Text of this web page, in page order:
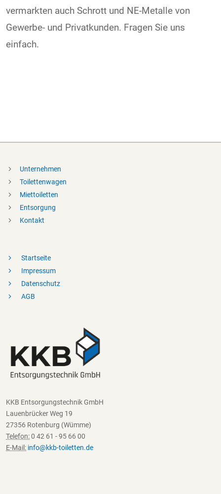
vermarkten auch Schrott und NE-Metalle von
Gewerbe- und Privatkunden. Fragen Sie uns
einfach.
Unternehmen
Toilettenwagen
Miettoiletten
Entsorgung
Kontakt
Startseite
Impressum
Datenschutz
AGB
KKB Entsorgungstechnik GmbH
Lauenbrücker Weg 19
27356 Rotenburg (Wümme)
Telefon:0 42 61 - 95 66 00
E-Mail: info@kkb-toiletten.de